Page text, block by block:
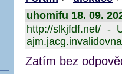
uhomifu 18. 09.
http://slkjfdf.net/ -
Zatím bez